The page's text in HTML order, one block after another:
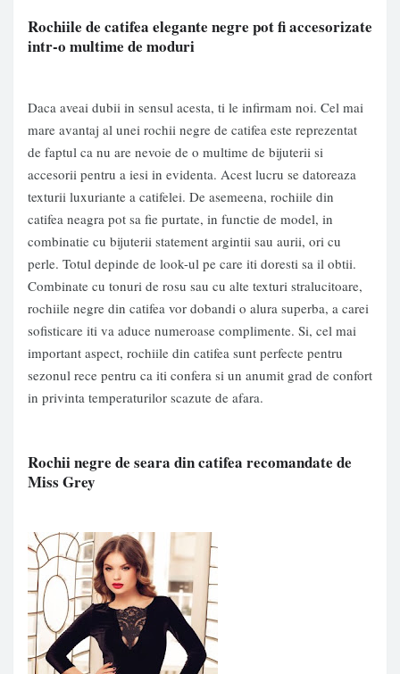
Rochiile de catifea elegante negre pot fi accesorizate
intr-o multime de moduri
Daca aveai dubii in sensul acesta, ti le infirmam noi. Cel mai
mare avantaj al unei rochii negre de catifea este reprezentat
de faptul ca nu are nevoie de o multime de bijuterii si
accesorii pentru a iesi in evidenta. Acest lucru se datoreaza
texturii luxuriante a catifelei. De asemeena, rochiile din
catifea neagra pot sa fie purtate, in functie de model, in
combinatie cu bijuterii statement argintii sau aurii, ori cu
perle. Totul depinde de look-ul pe care iti doresti sa il obtii.
Combinate cu tonuri de rosu sau cu alte texturi stralucitoare,
rochiile negre din catifea vor dobandi o alura superba, a carei
sofisticare iti va aduce numeroase complimente. Si, cel mai
important aspect, rochiile din catifea sunt perfecte pentru
sezonul rece pentru ca iti confera si un anumit grad de confort
in privinta temperaturilor scazute de afara.
Rochii negre de seara din catifea recomandate de
Miss Grey